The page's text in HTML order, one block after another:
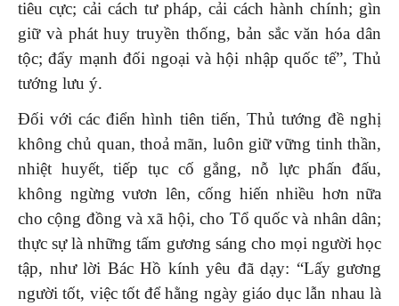
tiêu cực; cải cách tư pháp, cải cách hành chính; gìn
giữ và phát huy truyền thống, bản sắc văn hóa dân
tộc; đẩy mạnh đối ngoại và hội nhập quốc tế”, Thủ
tướng lưu ý.
Đối với các điển hình tiên tiến, Thủ tướng đề nghị
không chủ quan, thoả mãn, luôn giữ vững tinh thần,
nhiệt huyết, tiếp tục cố gắng, nỗ lực phấn đấu,
không ngừng vươn lên, cống hiến nhiều hơn nữa
cho cộng đồng và xã hội, cho Tổ quốc và nhân dân;
thực sự là những tấm gương sáng cho mọi người học
tập, như lời Bác Hồ kính yêu đã dạy: “Lấy gương
người tốt, việc tốt để hằng ngày giáo dục lẫn nhau là